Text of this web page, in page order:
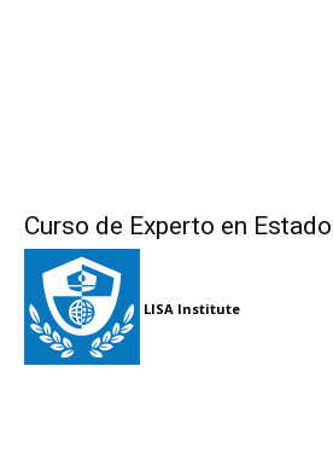
Curso de Experto en
LISA Institute